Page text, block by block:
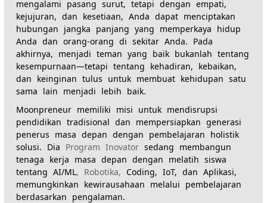
mengalami pasang surut, tetapi dengan empati,
kejujuran, dan kesetiaan, Anda dapat menciptakan
hubungan jangka panjang yang memperkaya hidup
Anda dan orang-orang di sekitar Anda. Pada
akhirnya, menjadi teman yang baik bukanlah tentang
kesempurnaan—tetapi tentang kehadiran, kebaikan,
dan keinginan tulus untuk membuat kehidupan satu
sama lain menjadi lebih baik.
Moonpreneur memiliki misi untuk mendisrupsi
pendidikan tradisional dan mempersiapkan generasi
penerus masa depan dengan pembelajaran holistik
solusi. Dia Program Inovator sedang membangun
tenaga kerja masa depan dengan melatih siswa
tentang AI/ML, Robotika, Coding, IoT, dan Aplikasi,
memungkinkan kewirausahaan melalui pembelajaran
berdasarkan pengalaman.